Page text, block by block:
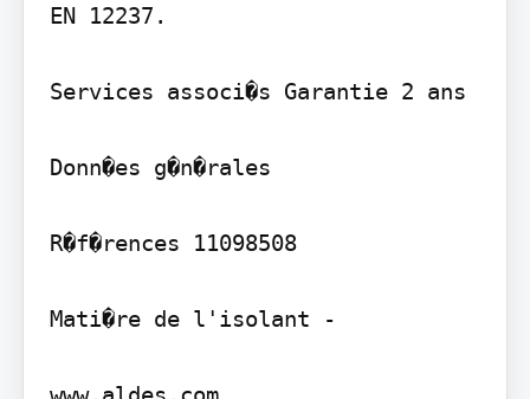
EN 12237.
Services associ�s Garantie 2 ans
Donn�es g�n�rales
R�f�rences 11098508
Mati�re de l'isolant -